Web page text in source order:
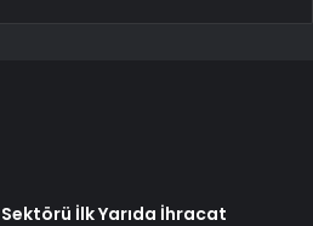
İlk Yarıda İhracat